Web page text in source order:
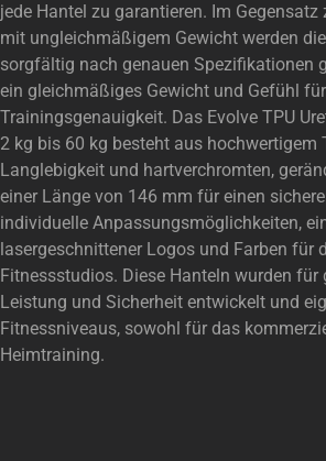
jede Hantel zu garantieren. Im
mit ungleichmäßigem Gewicht werden
sorgfältig nach genauen Spezifikationen
ein gleichmäßiges Gewicht und Gefühl
Trainingsgenauigkeit. Das Evolve TPU
2 kg bis 60 kg besteht aus hochwertigem
Langlebigkeit und hartverchromten,
einer Länge von 146 mm für einen
individuelle Anpassungsmöglichkeiten,
lasergeschnittener Logos und Farben für
Fitnessstudios. Diese Hanteln wurden für
Leistung und Sicherheit entwickelt und
Fitnessniveaus, sowohl für das
Heimtraining.